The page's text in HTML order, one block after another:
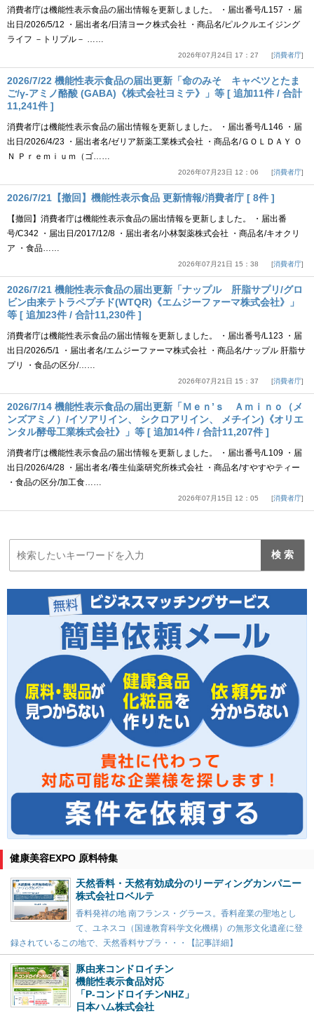
消費者庁は機能性表示食品の届出情報を更新しました。 ・届出番号/L157 ・届
出日/2026/5/12 ・届出者名/日清ヨーク株式会社 ・商品名/ピルクルエイジング
ライフ －トリプル－ ……
2026年07月24日 17：27 消費者庁
2026/7/22 機能性表示食品の届出更新「命のみそ キャベツとたま
ご/γ-アミノ酪酸 (GABA)《株式会社ヨミテ》」等 [ 追加11件 / 合計
11,241件 ]
消費者庁は機能性表示食品の届出情報を更新しました。 ・届出番号/L146 ・届
出日/2026/4/23 ・届出者名/ゼリア新薬工業株式会社 ・商品名/ＧＯＬＤＡＹ Ｏ
Ｎ Ｐｒｅｍｉｕｍ（ゴ……
2026年07月23日 12：06 消費者庁
2026/7/21【撤回】機能性表示食品 更新情報/消費者庁 [ 8件 ]
【撤回】消費者庁は機能性表示食品の届出情報を更新しました。 ・届出番
号/C342 ・届出日/2017/12/8 ・届出者名/小林製薬株式会社 ・商品名/キオクリ
ア ・食品……
2026年07月21日 15：38 消費者庁
2026/7/21 機能性表示食品の届出更新「ナップル 肝脂サプリ/グロ
ビン由来テトラペプチド(WTQR)《エムジーファーマ株式会社》」
等 [ 追加23件 / 合計11,230件 ]
消費者庁は機能性表示食品の届出情報を更新しました。 ・届出番号/L123 ・届
出日/2026/5/1 ・届出者名/エムジーファーマ株式会社 ・商品名/ナップル 肝脂サ
プリ ・食品の区分/……
2026年07月21日 15：37 消費者庁
2026/7/14 機能性表示食品の届出更新「Ｍｅｎ’ｓ Ａｍｉｎｏ（メ
ンズアミノ）/イソアリイン、 シクロアリイン、 メチイン)《オリエ
ンタル酵母工業株式会社》」等 [ 追加14件 / 合計11,207件 ]
消費者庁は機能性表示食品の届出情報を更新しました。 ・届出番号/L109 ・届
出日/2026/4/28 ・届出者名/養生仙薬研究所株式会社 ・商品名/すやすやティー
・食品の区分/加工食……
2026年07月15日 12：05 消費者庁
健康美容EXPO 原料特集
天然香料・天然有効成分のリーディングカンパニー
株式会社ロベルテ
香料発祥の地 南フランス・グラース。香料産業の聖地とし
て、ユネスコ（国連教育科学文化機構）の無形文化遺産に登
録されているこの地で、天然香料サプラ・・・【記事詳細】
豚由来コンドロイチン
機能性表示食品対応
「P-コンドロイチンNHZ」
日本ハム株式会社